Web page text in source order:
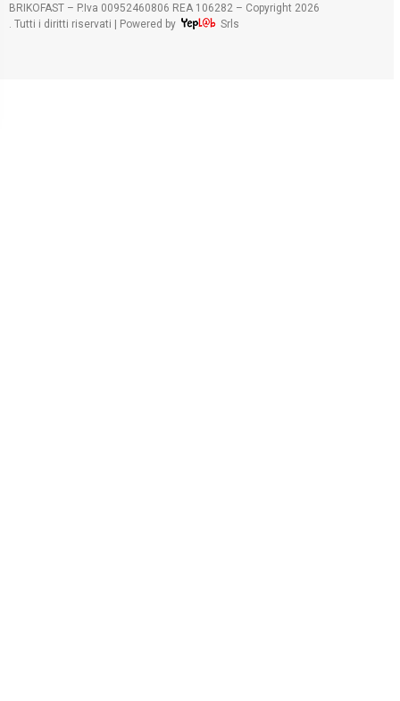
BRIKOFAST – P.Iva 00952460806 REA 106282 – Copyright 2026
. Tutti i diritti riservati | Powered by
Srls